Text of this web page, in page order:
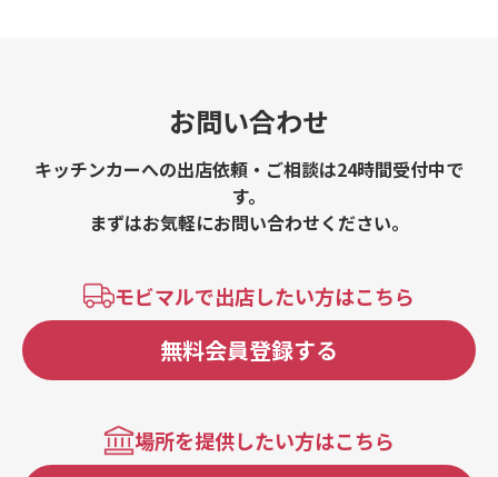
お問い合わせ
キッチンカーへの出店依頼・ご相談は24時間受付中で
す。
まずはお気軽にお問い合わせください。
モビマルで出店したい方はこちら
無料会員登録する
場所を提供したい方はこちら